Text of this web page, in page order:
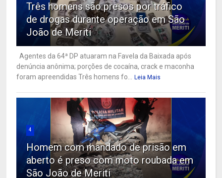
Três homens são presos por tráfico
de drogas durante operação em São
João de Meriti
Agentes da 64ª DP atuaram na Favela da Baixada após
denúncia anônima; porções de cocaína, crack e maconha
foram apreendidas Três homens fo... Leia Mais
4
Homem com mandado de prisão em
aberto é preso com moto roubada em
São João de Meriti